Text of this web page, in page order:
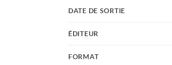
DATE DE SORTIE
ÉDITEUR
FORMAT